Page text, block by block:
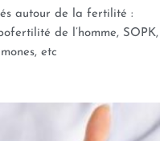
autour de la fertilité :
de l’homme, SOPK,
etc